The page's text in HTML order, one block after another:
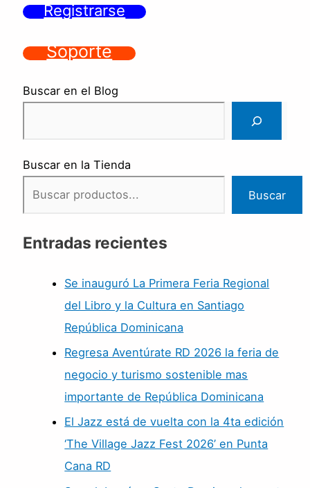
Registrarse
Soporte
Buscar en el Blog
Buscar en la Tienda
Buscar
Entradas recientes
Se inauguró La Primera Feria Regional
del Libro y la Cultura en Santiago
República Dominicana
Regresa Aventúrate RD 2026 la feria de
negocio y turismo sostenible mas
importante de República Dominicana
El Jazz está de vuelta con la 4ta edición
‘The Village Jazz Fest 2026’ en Punta
Cana RD